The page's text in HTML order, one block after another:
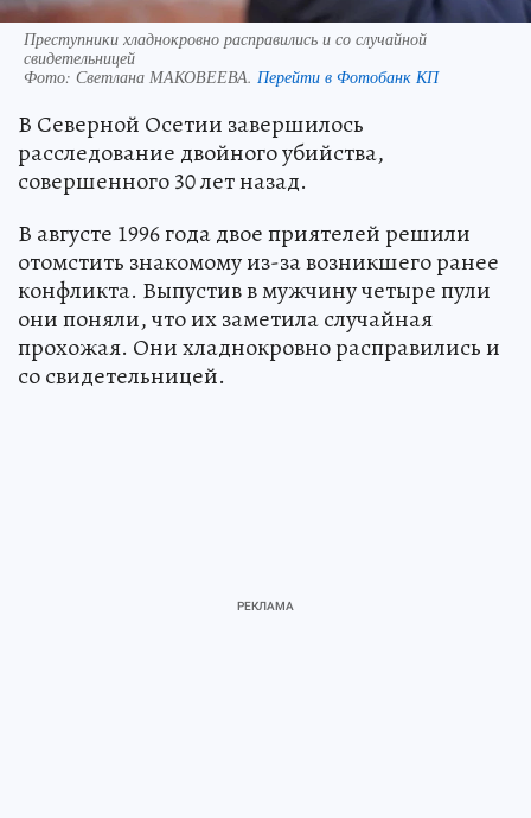
Преступники хладнокровно расправились и со случайной
свидетельницей
Фото: Светлана МАКОВЕЕВА. Перейти в Фотобанк КП
В Северной Осетии завершилось
расследование двойного убийства,
совершенного 30 лет назад.
В августе 1996 года двое приятелей решили
отомстить знакомому из-за возникшего ранее
конфликта. Выпустив в мужчину четыре пули
они поняли, что их заметила случайная
прохожая. Они хладнокровно расправились и
со свидетельницей.